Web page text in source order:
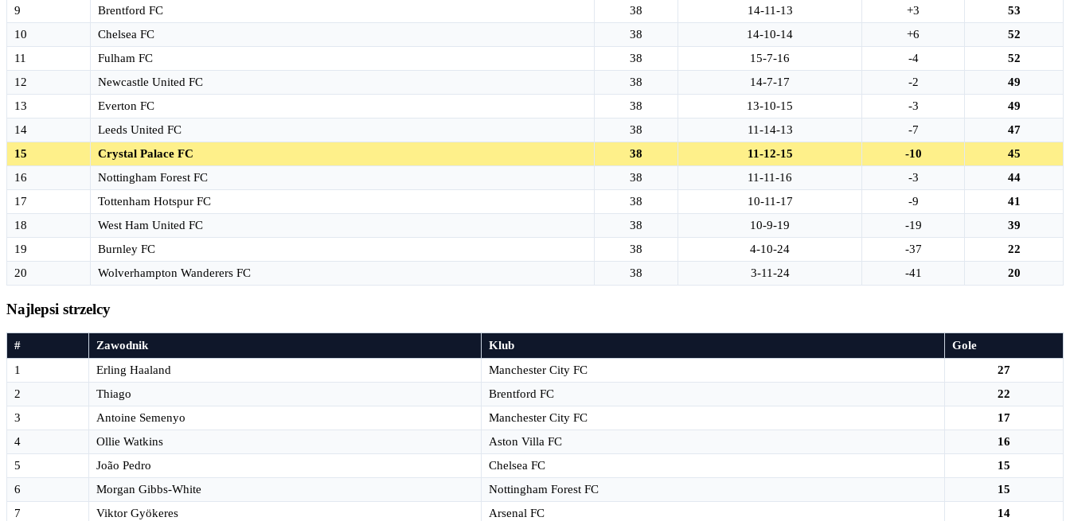
9
Brentford FC 38 14-11-13 +3
53
10
Chelsea FC 38 14-10-14 +6
52
11
Fulham FC 38 15-7-16 -4
52
12
Newcastle United FC 38 14-7-17 -2
49
13
Everton FC 38 13-10-15 -3
49
14
Leeds United FC 38 11-14-13 -7
47
15
Crystal Palace FC 38 11-12-15 -10
45
16
Nottingham Forest FC 38 11-11-16 -3
44
17
Tottenham Hotspur FC 38 10-11-17 -9
41
18
West Ham United FC 38 10-9-19 -19
39
19
Burnley FC 38 4-10-24 -37
22
20
Wolverhampton Wanderers FC 38 3-11-24 -41 20
Najlepsi strzelcy
# Zawodnik Klub
Gole
1
Erling Haaland Manchester City FC
27
2
Thiago Brentford FC
22
3
Antoine Semenyo Manchester City FC
17
4
Ollie Watkins Aston Villa FC
16
5
João Pedro Chelsea FC
15
6
Morgan Gibbs-White Nottingham Forest FC
15
7
Viktor Gyökeres Arsenal FC
14